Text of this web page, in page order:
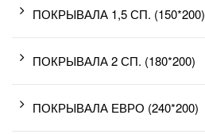
ПОКРЫВАЛА 1,5 СП. (150*200)
ПОКРЫВАЛА 2 СП. (180*200)
ПОКРЫВАЛА ЕВРО (240*200)